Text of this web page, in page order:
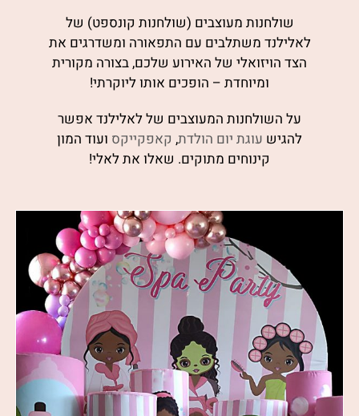
שולחנות מעוצבים (שולחנות קונספט) של
לאלילנד משתלבים עם התפאורה ומשדרגים את
הצד הויזואלי של האירוע שלכם, בצורה מקורית
ומיוחדת – הופכים אותו ליוקרתי!
על השולחנות המעוצבים של לאלילנד אפשר
להגיש עוגת יום הולדת, קאפקייקס ועוד המון
קינוחים מתוקים. שאלו את לאלי!